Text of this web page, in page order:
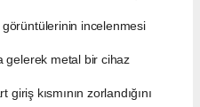
incelenmesi
gelerek metal bir cihaz
giriş kısmının zorlandığını